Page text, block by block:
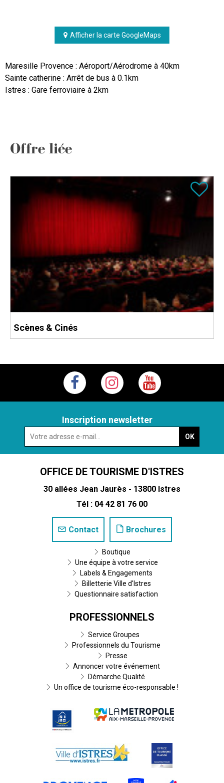
Afficher la carte GoogleMaps
Maresille Provence : Aéroport/Aérodrome à 40km
Sainte catherine : Arrêt de bus à 0.1km
Istres : Gare ferroviaire à 2km
Offre liée
Scènes & Cinés
Inscription newsletter
OFFICE DE TOURISME D'ISTRES
30 allées Jean Jaurès - 13800 Istres
Tél : 04 42 81 76 00
Contact Brochures
Boutique
Une équipe à votre service
Labels & Engagements
Billetterie Ville d'Istres
Questionnaire satisfaction
PROFESSIONNELS
Service Groupes
Professionnels du Tourisme
Presse
Annoncer votre événement
Démarche Qualité
Un office de tourisme éco-responsable !